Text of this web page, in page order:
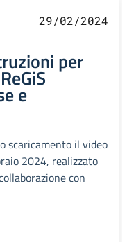
29/02/2024
per
e
scaricamento il video
2024, realizzato
con